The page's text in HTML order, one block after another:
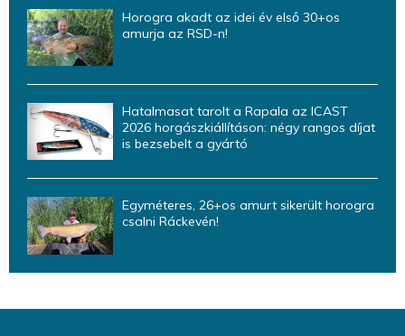
Horogra akadt az idei év első 30+os
amurja az RSD-n!
Hatalmasat tarolt a Rapala az ICAST
2026 horgászkiállításon: négy rangos díjat
is bezsebelt a gyártó
Egyméteres, 26+os amurt sikerült horogra
csalni Ráckevén!